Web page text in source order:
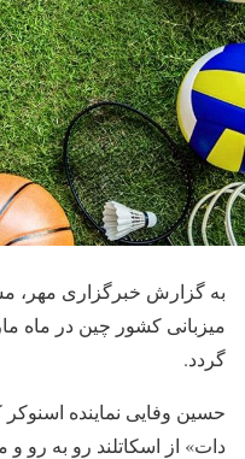
میزبانی کشور چین در ماه
گردد.
حسین وفایی نماینده